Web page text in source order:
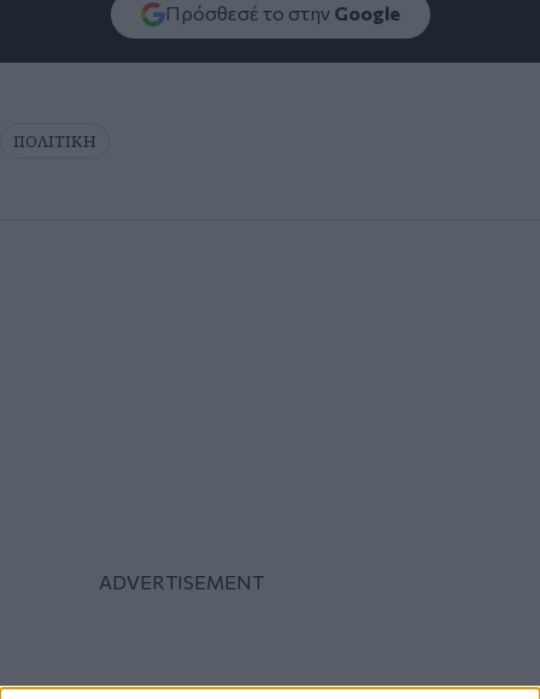
Πρόσθεσέ το στην Google
ΠΟΛΙΤΙΚΗ